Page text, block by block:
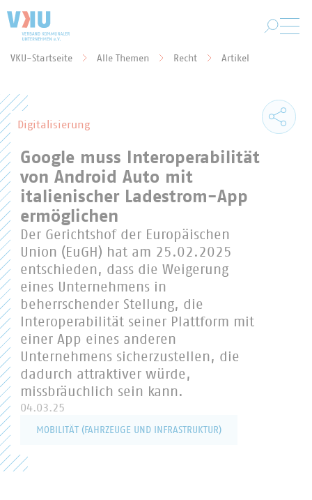
VKU-Startseite Alle Themen Recht Artikel
Digitalisierung
Google muss Interoperabilität
von Android Auto mit
italienischer Ladestrom-App
ermöglichen
Der Gerichtshof der Europäischen
Union (EuGH) hat am 25.02.2025
entschieden, dass die Weigerung
eines Unternehmens in
beherrschender Stellung, die
Interoperabilität seiner Plattform mit
einer App eines anderen
Unternehmens sicherzustellen, die
dadurch attraktiver würde,
missbräuchlich sein kann.
04.03.25
MOBILITÄT (FAHRZEUGE UND INFRASTRUKTUR)